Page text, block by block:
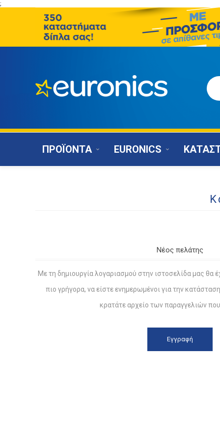
;
ΠΡΟΪΟΝΤΑ EURONICS
Νέος πελάτης
Με τη δημιουργία λογαριασμού στην ιστοσελίδα μας θα
πιο γρήγορα, να είστε ενημερωμένοι για την
κρατάτε αρχείο των παραγγελιών που